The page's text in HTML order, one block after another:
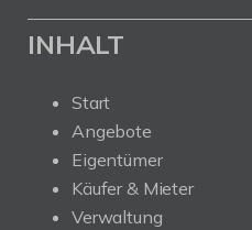
INHALT
Start
Angebote
Eigentümer
Käufer & Mieter
Verwaltung